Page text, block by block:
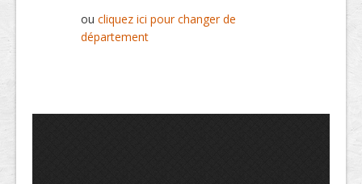
ou cliquez ici pour changer de
département